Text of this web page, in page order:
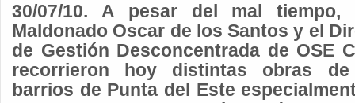
30/07/10. A pesar del mal tiempo,
Maldonado Oscar de los Santos y el
de Gestión Desconcentrada de OSE
recorrieron hoy distintas obras de
barrios de Punta del Este